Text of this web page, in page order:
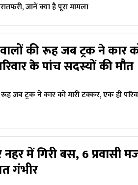
जानें क्या है पूरा मामला
की रूह जब ट्रक ने कार
के पांच सदस्यों की मौत
जब ट्रक ने कार को मारी टक्कर, एक ही
नहर में गिरी बस, 6 प्रवासी
गंभीर